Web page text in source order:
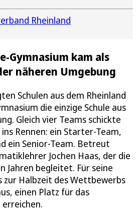
Rheinland
Gymnasium kam als
näheren Umgebung
Schulen aus dem Rheinland
die einzige Schule aus
Gleich vier Teams schickte
Rennen: ein Starter-Team,
ein Senior-Team. Betreut
Jochen Haas, der die
Jahren begleitet. Für seine
zur Halbzeit des Wettbewerbs
einen Platz für das